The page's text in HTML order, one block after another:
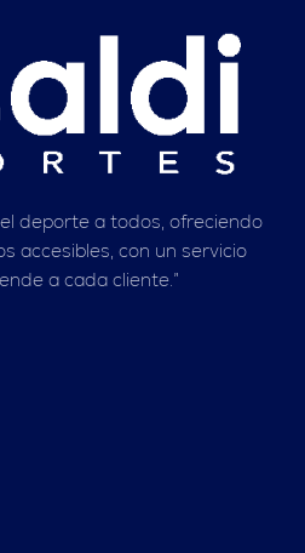
deporte a todos, ofreciendo
accesibles, con un servicio
a cada cliente.”